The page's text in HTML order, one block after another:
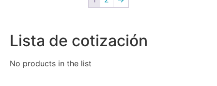
Lista de cotización
No products in the list